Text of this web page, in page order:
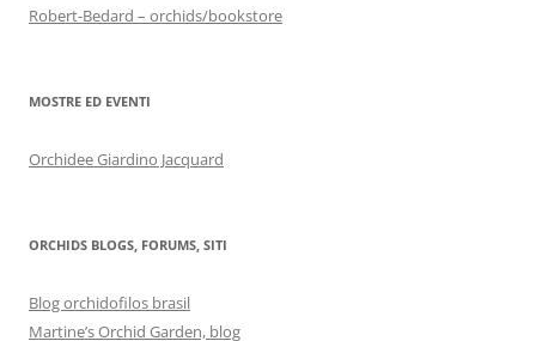
Robert-Bedard – orchids/bookstore
MOSTRE ED EVENTI
Orchidee Giardino Jacquard
ORCHIDS BLOGS, FORUMS, SITI
Blog orchidofilos brasil
Martine’s Orchid Garden, blog